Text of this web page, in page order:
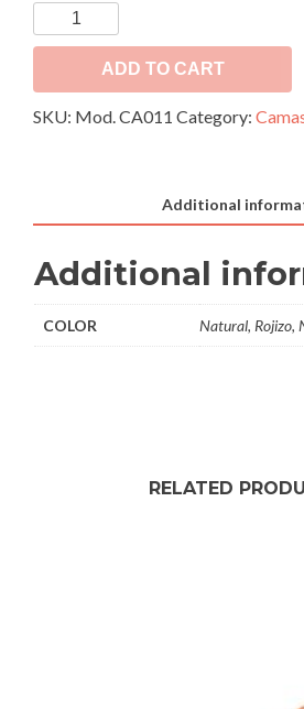
Camastro
Mod.
quantity
ADD TO CART
SKU: Mod. CA011 Category:
Additional
Additional
COLOR Natural, Rojizo,
RELATED